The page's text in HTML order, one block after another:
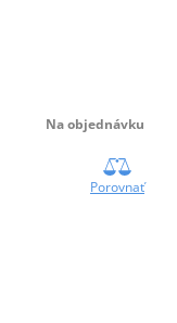
Na objednávku
Porovnať